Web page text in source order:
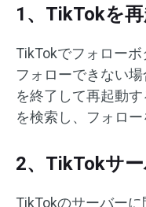
1、TikTokを
TikTokでフォロー
フォローできない
を終了して再起動
を検索し、フォロー
2、TikTokサ
TikTokのサーバー